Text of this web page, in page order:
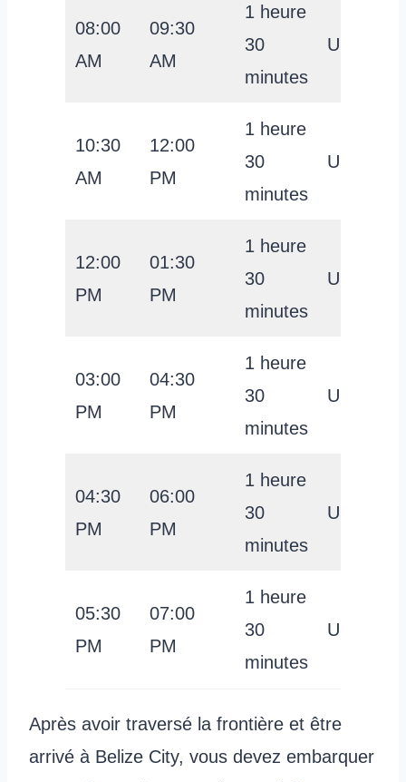
08:00
AM
09:30
AM
1 heure
30
minutes
USD 29
10:30
AM
12:00
PM
1 heure
30
minutes
USD 29
12:00
PM
01:30
PM
1 heure
30
minutes
USD 29
03:00
PM
04:30
PM
1 heure
30
minutes
USD 29
04:30
PM
06:00
PM
1 heure
30
minutes
USD 29
05:30
PM
07:00
PM
1 heure
30
minutes
USD 29
Après avoir traversé la frontière et être
arrivé à Belize City, vous devez embarquer